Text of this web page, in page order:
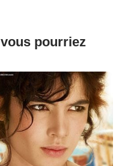
pourriez